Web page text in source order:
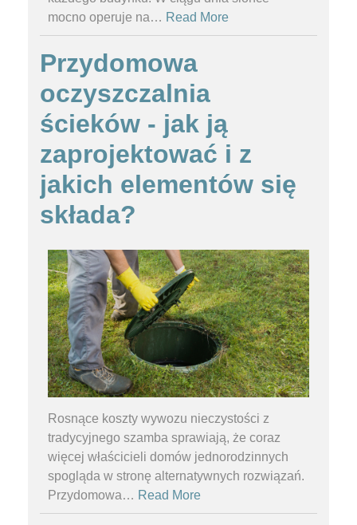
mocno operuje na… Read More
Przydomowa
oczyszczalnia
ścieków - jak ją
zaprojektować i z
jakich elementów się
składa?
Rosnące koszty wywozu nieczystości z
tradycyjnego szamba sprawiają, że coraz
więcej właścicieli domów jednorodzinnych
spogląda w stronę alternatywnych rozwiązań.
Przydomowa… Read More